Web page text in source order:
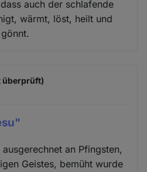
auch der schlafende
wärmt, löst, heilt und
überprüft)
an Pfingsten,
Geistes, bemüht wurde